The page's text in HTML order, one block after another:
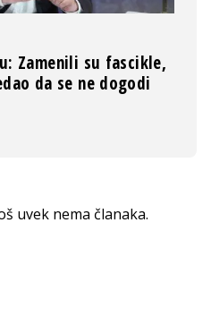
Zamenili su fascikle,
da se ne dogodi
uvek nema članaka.